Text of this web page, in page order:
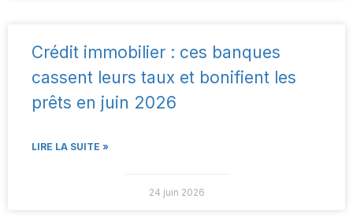
Crédit immobilier : ces banques
cassent leurs taux et bonifient les
prêts en juin 2026
LIRE LA SUITE »
24 juin 2026